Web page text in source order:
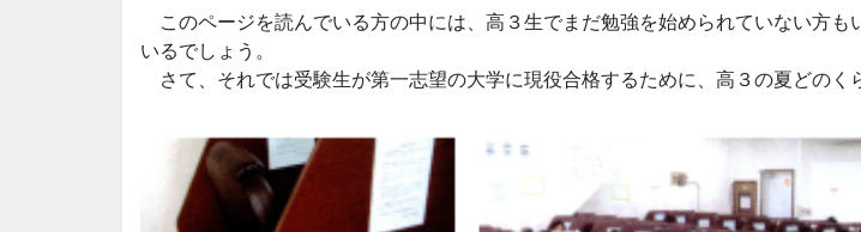
このページを読んでいる方の中には、高３生でまだ勉強を始められていない方
いるでしょう。
さて、それでは受験生が第一志望の大学に現役合格するために、高３の夏どのく